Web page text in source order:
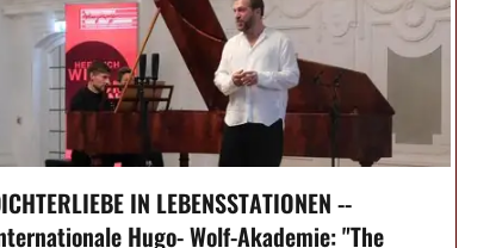
IN LEBENSSTATIONEN --
Hugo- Wolf-Akademie: "The